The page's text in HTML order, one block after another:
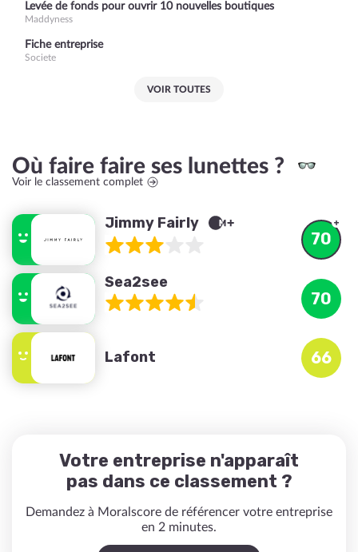
Levée de fonds pour ouvrir 10 nouvelles boutiques
Maddyness
Fiche entreprise
Societe
VOIR TOUTES
Où faire faire ses lunettes ?
Voir le classement complet
Jimmy Fairly
70
Sea2see
70
Lafont 66
Votre entreprise n'apparaît
pas dans ce classement ?
Demandez à Moralscore de référencer votre entreprise
en 2 minutes.